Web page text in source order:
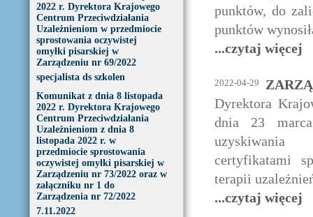
2022 r. Dyrektora Krajowego
Centrum Przeciwdziałania
Uzależnieniom w przedmiocie
sprostowania oczywistej
omyłki pisarskiej w
Zarządzeniu nr 69/2022
specjalista ds szkolen
Komunikat z dnia 8 listopada
2022 r. Dyrektora Krajowego
Centrum Przeciwdziałania
Uzależnieniom z dnia 8
listopada 2022 r. w
przedmiocie sprostowania
oczywistej omyłki pisarskiej w
Zarządzeniu nr 73/2022 oraz w
załączniku nr 1 do
Zarządzenia nr 72/2022
7.11.2022
punktów, do
punktów
...czytaj więcej
2022-04-29
Dyrektora
dnia 23
uzyskiwania
certyfikatami
terapii
...czytaj więcej